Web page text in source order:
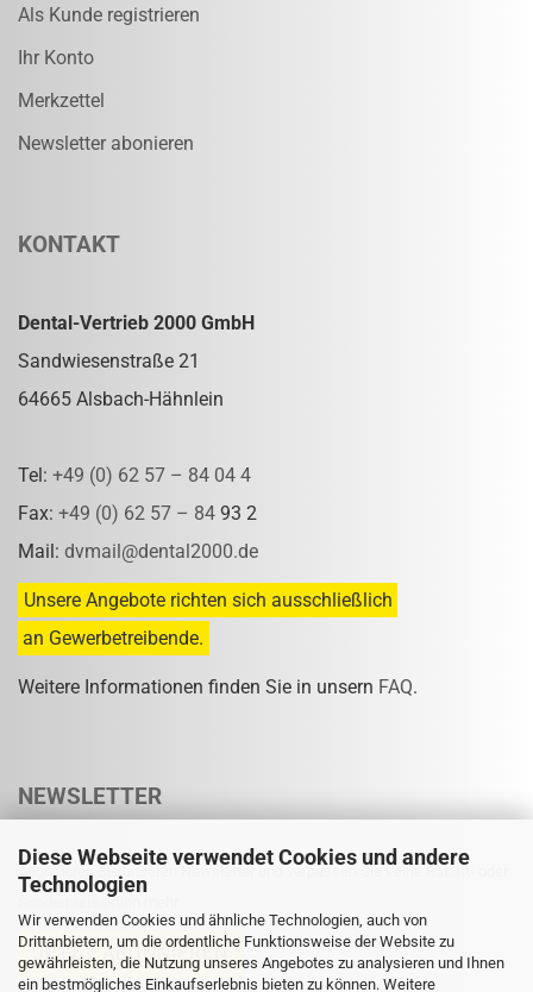
Diese Webseite verwendet Cookies und andere
Technologien
Wir verwenden Cookies und ähnliche Technologien, auch von
Drittanbietern, um die ordentliche Funktionsweise der Website zu
gewährleisten, die Nutzung unseres Angebotes zu analysieren und Ihnen
ein bestmögliches Einkaufserlebnis bieten zu können. Weitere
Als Kunde registrieren
Ihr Konto
Merkzettel
Newsletter abonieren
KONTAKT
Dental-Vertrieb 2000 GmbH
Sandwiesenstraße 21
64665 Alsbach-Hähnlein
Tel: +49 (0) 62 57 – 84 04 4
Fax: +49 (0) 62 57 – 84 93 2
Mail: dvmail@dental2000.de
Unsere Angebote richten sich ausschließlich
an Gewerbetreibende.
Weitere Informationen finden Sie in unsern FAQ.
NEWSLETTER
Abonnieren Sie unseren Newsletter und verpassen Sie keine Rabatt- oder
Sonderpreisaktion mehr.